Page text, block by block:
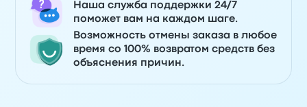
Наша служба поддержки 24/7
поможет вам на каждом шаге.
Возможность отмены заказа в любое
время со 100% возвратом средств без
объяснения причин.